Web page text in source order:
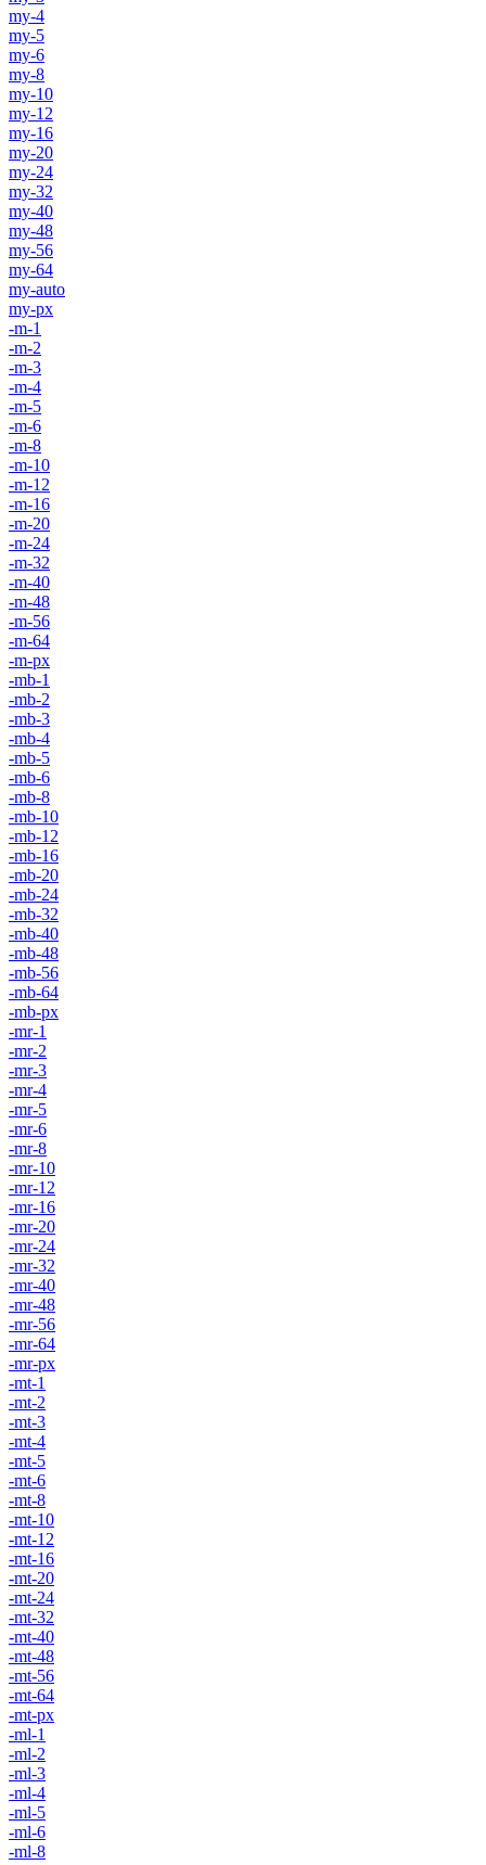
my-4
my-5
my-6
my-8
my-10
my-12
my-16
my-20
my-24
my-32
my-40
my-48
my-56
my-64
my-auto
my-px
-m-1
-m-2
-m-3
-m-4
-m-5
-m-6
-m-8
-m-10
-m-12
-m-16
-m-20
-m-24
-m-32
-m-40
-m-48
-m-56
-m-64
-m-px
-mb-1
-mb-2
-mb-3
-mb-4
-mb-5
-mb-6
-mb-8
-mb-10
-mb-12
-mb-16
-mb-20
-mb-24
-mb-32
-mb-40
-mb-48
-mb-56
-mb-64
-mb-px
-mr-1
-mr-2
-mr-3
-mr-4
-mr-5
-mr-6
-mr-8
-mr-10
-mr-12
-mr-16
-mr-20
-mr-24
-mr-32
-mr-40
-mr-48
-mr-56
-mr-64
-mr-px
-mt-1
-mt-2
-mt-3
-mt-4
-mt-5
-mt-6
-mt-8
-mt-10
-mt-12
-mt-16
-mt-20
-mt-24
-mt-32
-mt-40
-mt-48
-mt-56
-mt-64
-mt-px
-ml-1
-ml-2
-ml-3
-ml-4
-ml-5
-ml-6
-ml-8